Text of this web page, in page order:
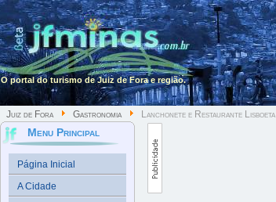
O portal do turismo de Juiz de Fora e região.
Juiz de Fora Gastronomia Lanchonete e Restaurante Lisboeta
Menu Principal
Página Inicial
A Cidade